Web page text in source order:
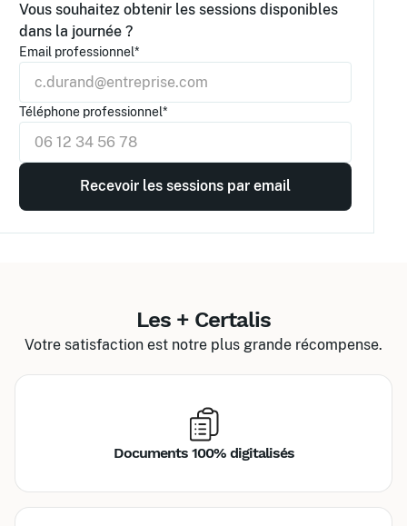
Vous souhaitez obtenir les sessions disponibles
dans la journée ?
Email professionnel*
Téléphone professionnel*
Les + Certalis
Votre satisfaction est notre plus grande récompense.
Documents 100% digitalisés